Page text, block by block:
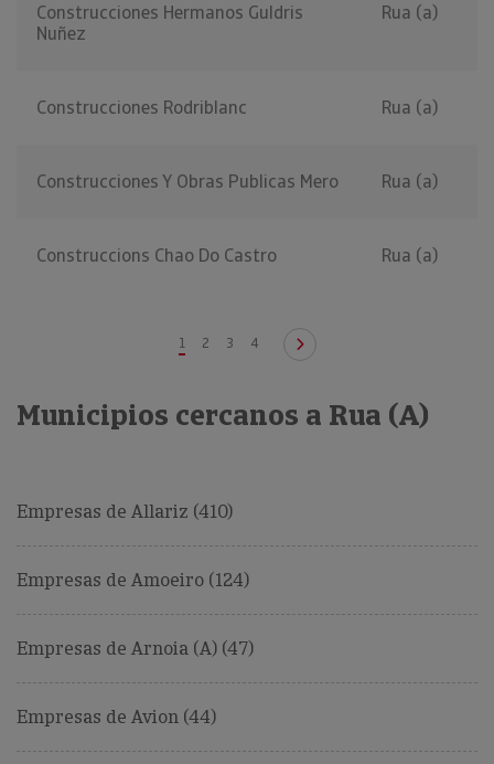
Construcciones Hermanos Guldris
Nuñez
Rua (a)
Construcciones Rodriblanc Rua (a)
Construcciones Y Obras Publicas Mero Rua (a)
Construccions Chao Do Castro Rua (a)
1 2 3 4
Municipios cercanos a Rua (A)
Empresas de Allariz (410)
Empresas de Amoeiro (124)
Empresas de Arnoia (A) (47)
Empresas de Avion (44)